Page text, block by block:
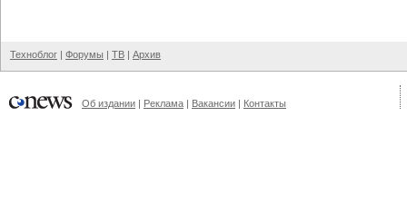
Техноблог | Форумы | ТВ | Архив
Об издании | Реклама | Вакансии | Контакты